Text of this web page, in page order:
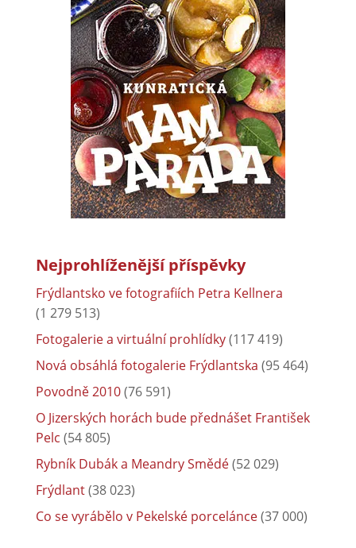
Nejprohlíženější příspěvky
Frýdlantsko ve fotografiích Petra Kellnera
(1 279 513)
Fotogalerie a virtuální prohlídky(117 419)
Nová obsáhlá fotogalerie Frýdlantska (95 464)
Povodně 2010(76 591)
O Jizerských horách bude přednášet František
Pelc (54 805)
Rybník Dubák a Meandry Smědé(52 029)
Frýdlant(38 023)
Co se vyrábělo v Pekelské porcelánce(37 000)